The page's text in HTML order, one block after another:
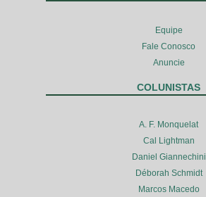
Equipe
Fale Conosco
Anuncie
COLUNISTAS
A. F. Monquelat
Cal Lightman
Daniel Giannechini
Déborah Schmidt
Marcos Macedo